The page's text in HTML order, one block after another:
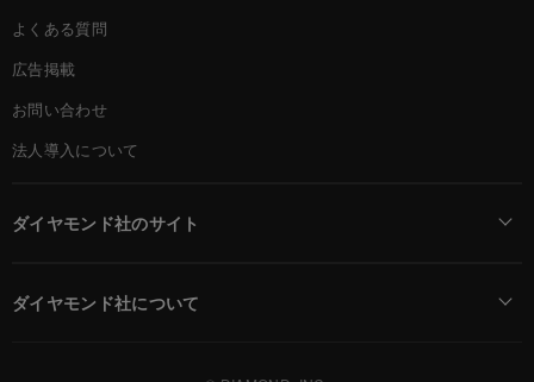
よくある質問
広告掲載
お問い合わせ
法人導入について
ダイヤモンド社のサイト
ダイヤモンド社について